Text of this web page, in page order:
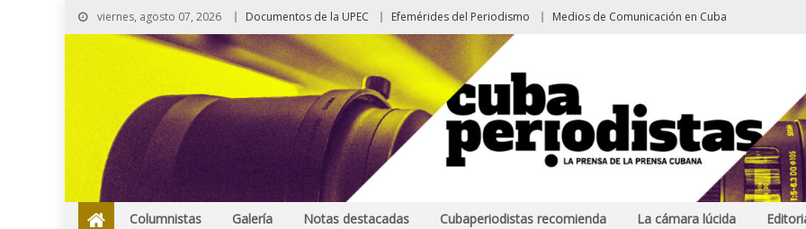
viernes, agosto 07, 2026 Documentos de la UPEC Efemérides del Periodismo Medios de Comunicación en Cuba
Columnistas Galería Notas destacadas Cubaperiodistas recomienda La cámara lúcida